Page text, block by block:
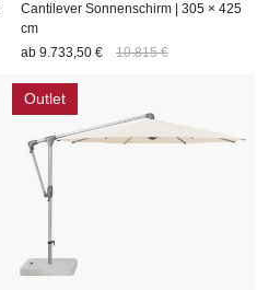
Cantilever Sonnenschirm | 305 × 425
cm
ab 9.733,50 € 10.815 €
Outlet